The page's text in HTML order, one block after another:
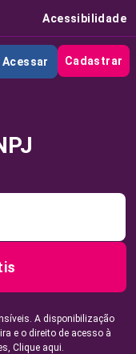
Acessibilidade
Acessar Cadastrar
A disponibilização
e o direito de acesso à
Clique aqui.